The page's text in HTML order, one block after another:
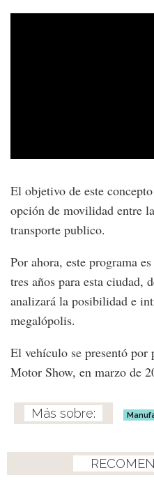
El objetivo de este
opción de movilidad entre
transporte publico.
Por ahora, este programa
tres años para esta ciudad,
analizará la posibilidad e
megalópolis.
El vehículo se presentó por
Motor Show, en marzo de